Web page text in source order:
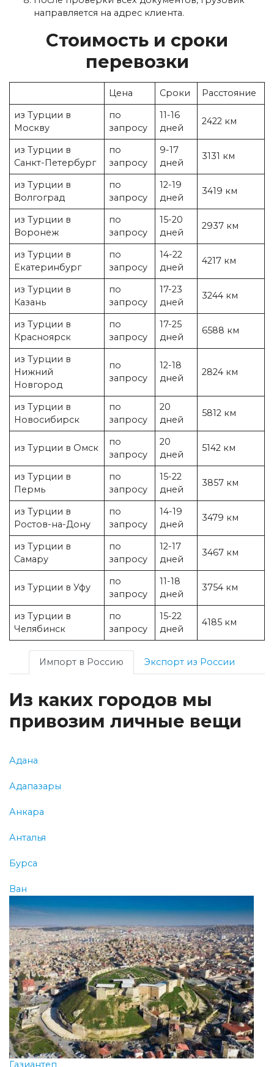
направляется на адрес клиента.
Стоимость и сроки
перевозки
Цена Сроки
Расстояние
из Турции в
Москву
по
запросу
11-16
дней
2422 км
из Турции в
Санкт-Петербург
по
запросу
9-17
дней
3131 км
из Турции в
Волгоград
по
запросу
12-19
дней
3419 км
из Турции в
Воронеж
по
запросу
15-20
дней
2937 км
из Турции в
Екатеринбург
по
запросу
14-22
дней
4217 км
из Турции в
Казань
по
запросу
17-23
дней
3244 км
из Турции в
Красноярск
по
запросу
17-25
дней
6588 км
из Турции в
Нижний
Новгород
по
запросу
12-18
дней
2824 км
из Турции в
Новосибирск
по
запросу
20
дней
5812 км
из Турции в Омск
по
запросу
20
дней
5142 км
из Турции в
Пермь
по
запросу
15-22
дней
3857 км
из Турции в
Ростов-на-Дону
по
запросу
14-19
дней
3479 км
из Турции в
Самару
по
запросу
12-17
дней
3467 км
из Турции в Уфу
по
запросу
11-18
дней
3754 км
из Турции в
Челябинск
по
запросу
15-22
дней
4185 км
Импорт в Россию Экспорт из России
Из каких городов мы
привозим личные вещи
Адана
Адапазары
Анкара
Анталья
Бурса
Ван
Газиантеп